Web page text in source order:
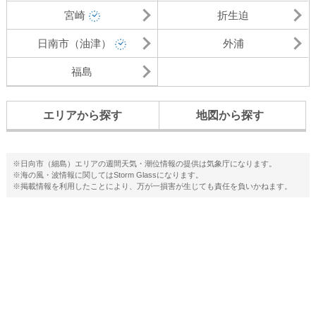
岸で、海釣りの名所があります。こちらでは、アジやちぬ、めじま
などを釣ることができます。又、日本の海水浴場88選にも選ばれて
おり、海水浴も楽しめます。
金ヶ浜海水浴場は、御鉾ヶ浦海水浴場から徒歩で15分のところに
あります。綺麗な海でサーフィンのメッカと呼ばれているように、
潮風の影響もあり、波質が変化しやすいので、より楽しんでサーフ
ィンをすることが出来ます。お倉ヶ浜海水浴場と金ヶ浜海水浴場
は、国道10号線に沿って連なっているので、車でアクセスし易くな
っています。
宮崎 折生迫
日南市（油津） 外浦
福島
エリアから探す 地図から探す
※日向市（細島）エリアの週間天気・潮位情報の提供は気象庁になります。
※海の風・波情報に関してはStorm Glassになります。
※掲載情報を利用したことにより、万が一損害が生じても責任を負いかねます。